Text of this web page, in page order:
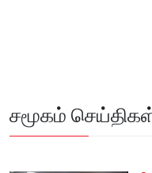
சமூகம் செய்திகள்